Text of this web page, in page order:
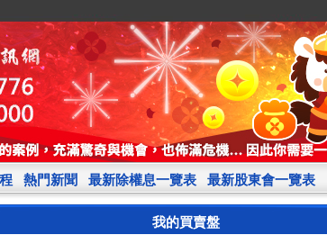
熱門新聞 最新除權息一覽表 最新股東會一覽表
我的買賣盤